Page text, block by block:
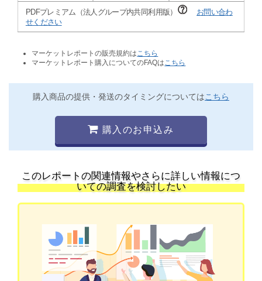
PDFプレミアム（法人グループ内共同利用版）
お問い合わ
せください
マーケットレポートの販売規約は こちら
マーケットレポート購入についてのFAQは こちら
購入商品の提供・発送のタイミングについてはこちら
購入のお申込み
このレポートの関連情報やさらに詳しい情報につ
いての調査を検討したい